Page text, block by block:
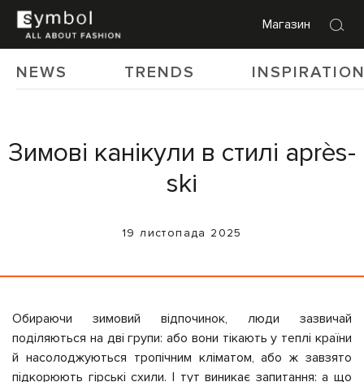
Магазин
NEWS TRENDS
Зимові канікули в стилі après-
ski
19 листопада 2025
Обираючи зимовий відпочинок, люди зазвичай
поділяються на дві групи: або вони тікають у теплі країни
й насолоджуються тропічним кліматом, або ж завзято
підкорюють гірські схили. І тут виникає запитання: а що